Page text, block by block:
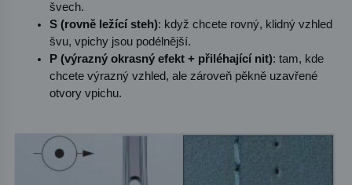
švech.
S (rovně ležící steh): když chcete rovný, klidný vzhled
švu, vpichy jsou podélnější.
P (výrazný okrasný efekt + přiléhající nit): tam, kde
chcete výrazný vzhled, ale zároveň pěkně uzavřené
otvory vpichu.